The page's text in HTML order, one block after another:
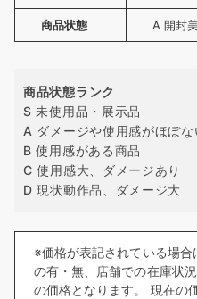
商品状態 A 開封
商品状態ランク
S 未使用品・展示品
A ダメージや使用感がほぼな
B 使用感がある商品
C 使用感大、ダメージあり
D 現状動作品、ダメージ大
※価格が表記されている場
の有・無、店舗での在庫状
の価格となります。 現在の